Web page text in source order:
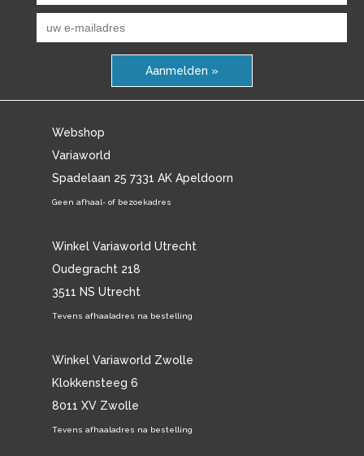
Aanmelden »
Webshop
Variaworld
Spadelaan 25 7331 AK Apeldoorn
Geen afhaal- of bezoekadres
Winkel Variaworld Utrecht
Oudegracht 218
3511 NS Utrecht
Tevens afhaaladres na bestelling
Winkel Variaworld Zwolle
Klokkensteeg 6
8011 XV Zwolle
Tevens afhaaladres na bestelling